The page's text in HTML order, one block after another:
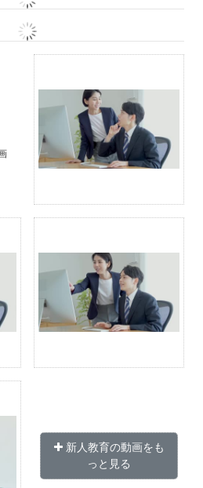
新人教育の動画をも
っと見る